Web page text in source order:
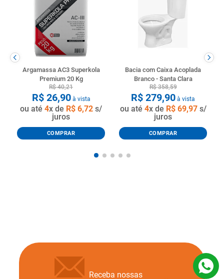
Argamassa AC3 Superkola
Premium 20 Kg
R$ 40,21
R$ 26,90à vista
ou até 4x de R$ 6,72 s/
juros
COMPRAR
Bacia com Caixa Acoplada
Branco - Santa Clara
R$ 358,59
R$ 279,90 à vista
ou até 4x de R$ 69,97s/
juros
COMPRAR
Receba nossas